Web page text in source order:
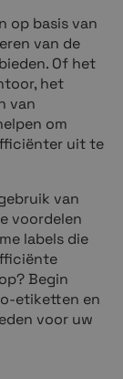
op basis van
van de
Of het
het
van
om
uit te
van
voordelen
labels die
Begin
etiketten en
voor uw